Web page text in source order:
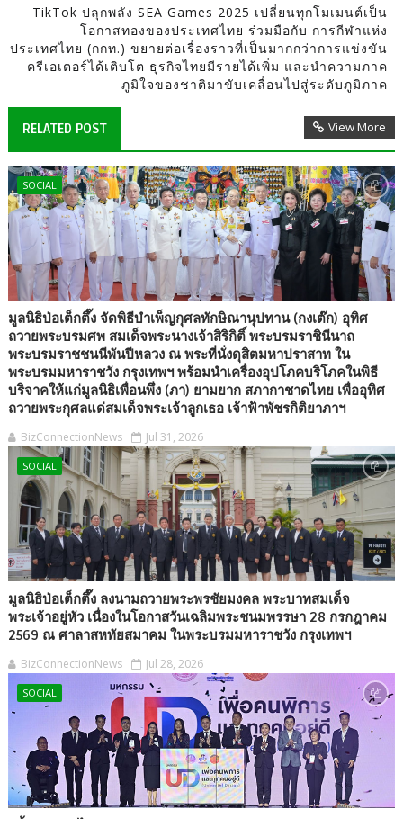
TikTok ปลุกพลัง SEA Games 2025 เปลี่ยนทุกโมเมนต์เป็น
โอกาสทองของประเทศไทย ร่วมมือกับ การกีฬาแห่ง
ประเทศไทย (กกท.) ขยายต่อเรื่องราวที่เป็นมากกว่าการแข่งขัน
ครีเอเตอร์ได้เติบโต ธุรกิจไทยมีรายได้เพิ่ม และนำความภาค
ภูมิใจของชาติมาขับเคลื่อนไปสู่ระดับภูมิภาค
RELATED POST View More
SOCIAL
มูลนิธิป่อเต็กตึ๊ง จัดพิธีบำเพ็ญกุศลทักษิณานุปทาน (กงเต๊ก) อุทิศ
ถวายพระบรมศพ สมเด็จพระนางเจ้าสิริกิติ์ พระบรมราชินีนาถ
พระบรมราชชนนีพันปีหลวง ณ พระที่นั่งดุสิตมหาปราสาท ใน
พระบรมมหาราชวัง กรุงเทพฯ พร้อมนำเครื่องอุปโภคบริโภคในพิธี
บริจาคให้แก่มูลนิธิเพื่อนพึ่ง (ภา) ยามยาก สภากาชาดไทย เพื่ออุทิศ
ถวายพระกุศลแด่สมเด็จพระเจ้าลูกเธอ เจ้าฟ้าพัชรกิติยาภาฯ
BizConnectionNews Jul 31, 2026
SOCIAL
มูลนิธิป่อเต็กตึ๊ง ลงนามถวายพระพรชัยมงคล พระบาทสมเด็จ
พระเจ้าอยู่หัว เนื่องในโอกาสวันเฉลิมพระชนมพรรษา 28 กรกฎาคม
2569 ณ ศาลาสหทัยสมาคม ในพระบรมมหาราชวัง กรุงเทพฯ
BizConnectionNews Jul 28, 2026
SOCIAL